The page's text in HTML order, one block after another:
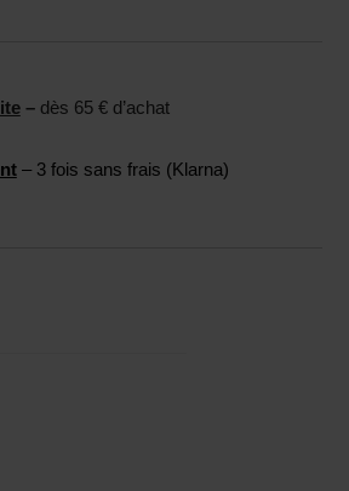
– dès 65 € d’achat
– 3 fois sans frais (Klarna)